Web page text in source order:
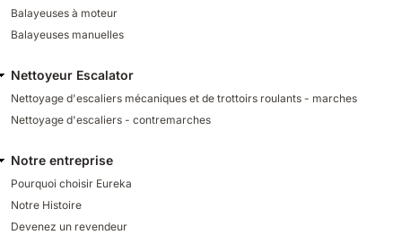
Balayeuses à moteur
Balayeuses manuelles
Nettoyeur Escalator
Nettoyage d'escaliers mécaniques et de trottoirs roulants - marches
Nettoyage d'escaliers - contremarches
Notre entreprise
Pourquoi choisir Eureka
Notre Histoire
Devenez un revendeur